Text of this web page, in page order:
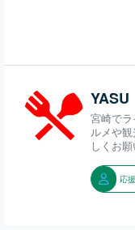
YASU
宮崎で
ルメや
しくお願
応